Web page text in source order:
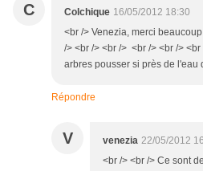
C Colchique 16/05/2012 18:30
<br /> Venezia, merci
/> <br /> <br /> <br /> <br />
arbres pousser si près de l'eau
Répondre
V venezia 22/05/2012
<br /> <br /> Ce sont